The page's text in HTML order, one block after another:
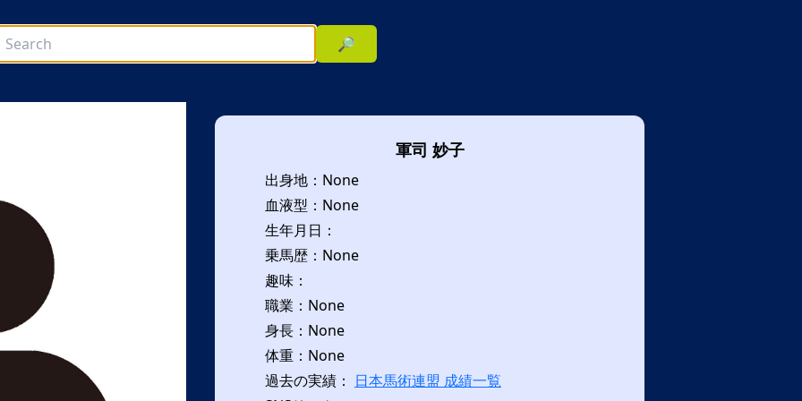
🔎
軍司 妙子
出身地：None
血液型：None
生年月日：
乗馬歴：None
趣味：
職業：None
身長：None
体重：None
過去の実績： 日本馬術連盟 成績一覧